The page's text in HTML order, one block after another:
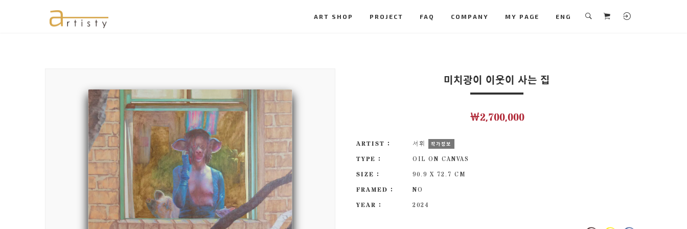
ART SHOP PROJECT FAQ COMPANY MY PAGE ENG
미치광이 이웃이 사는 집
￦2,700,000
ARTIST : 서휘 작가정보
TYPE :
OIL ON CANVAS
SIZE :
90.9 X 72.7 CM
FRAMED :
NO
YEAR :
2024